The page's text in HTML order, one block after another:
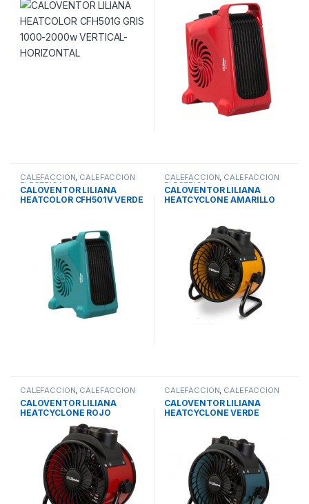
HORIZONTAL
HORIZONTAL
CALEFACCION, CALEFACCION
ELECTRICA
CALOVENTOR LILIANA
HEATCOLOR CFH501V VERDE
CALEFACCION, CALEFACCION
ELECTRICA
CALOVENTOR LILIANA
HEATCYCLONE AMARILLO
CALEFACCION, CALEFACCION
ELECTRICA
CALOVENTOR LILIANA
HEATCYCLONE ROJO
CFI700R 1200/2400W
ESTRUCTURA METAL
CALEFACCION, CALEFACCION
ELECTRICA
CALOVENTOR LILIANA
HEATCYCLONE VERDE